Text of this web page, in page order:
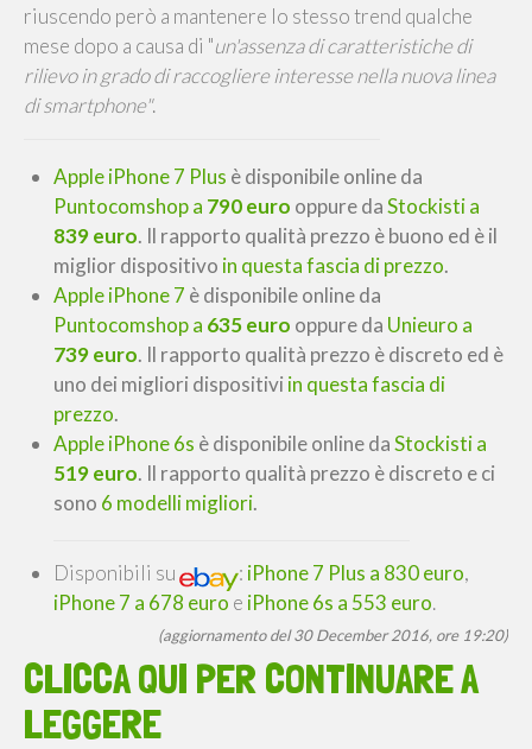
riuscendo però a mantenere lo stesso trend qualche
mese dopo a causa di "un'assenza di caratteristiche di
rilievo in grado di raccogliere interesse nella nuova linea
di smartphone".
Apple iPhone 7 Plus è disponibile online da
Puntocomshop a 790 euro oppure daStockisti a
839 euro. Il rapporto qualità prezzo èbuono ed è il
miglior dispositivo in questa fascia di prezzo.
Apple iPhone 7 è disponibile online da
Puntocomshop a 635 euro oppure da Unieuro a
739 euro. Il rapporto qualità prezzo èdiscreto ed è
uno dei migliori dispositivi in questa fascia di
prezzo.
Apple iPhone 6s è disponibile online daStockisti a
519 euro. Il rapporto qualità prezzo èdiscreto e ci
sono 6 modelli migliori.
Disponibili su : iPhone 7 Plus a 830 euro,
iPhone 7 a 678 euro e iPhone 6s a 553 euro.
(aggiornamento del 30 December 2016, ore 19:20)
CLICCA QUI PER CONTINUARE A
LEGGERE